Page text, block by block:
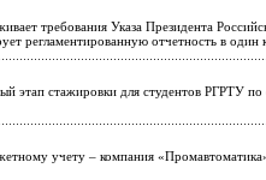
требования Указа Президента
регламентированную отчетность в один
этап стажировки для студентов РГРТУ
учету – компания